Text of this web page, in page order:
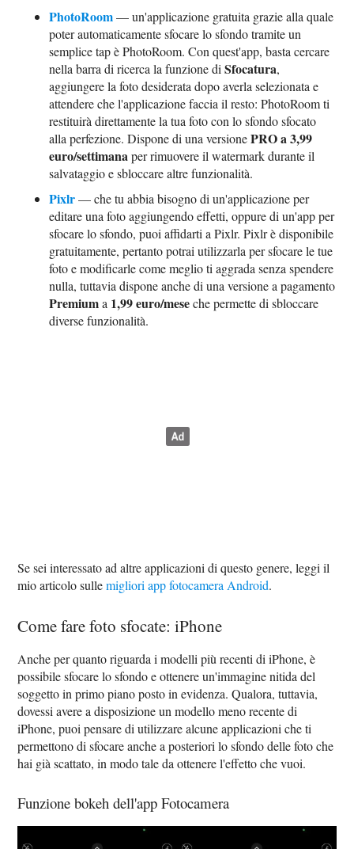
PhotoRoom— un'applicazione gratuita grazie alla quale
poter automaticamente sfocare lo sfondo tramite un
semplice tap è PhotoRoom. Con quest'app, basta cercare
nella barra di ricerca la funzione diSfocatura,
aggiungere la foto desiderata dopo averla selezionata e
attendere che l'applicazione faccia il resto: PhotoRoom ti
restituirà direttamente la tua foto con lo sfondo sfocato
alla perfezione. Dispone di una versionePRO a 3,99
euro/settimana per rimuovere il watermark durante il
salvataggio e sbloccare altre funzionalità.
Pixlr— che tu abbia bisogno di un'applicazione per
editare una foto aggiungendo effetti, oppure di un'app per
sfocare lo sfondo, puoi affidarti a Pixlr. Pixlr è disponibile
gratuitamente, pertanto potrai utilizzarla per sfocare le tue
foto e modificarle come meglio ti aggrada senza spendere
nulla, tuttavia dispone anche di una versione a pagamento
Premiuma 1,99 euro/meseche permette di sbloccare
diverse funzionalità.
Se sei interessato ad altre applicazioni di questo genere, leggi il
mio articolo sullemigliori app fotocamera Android.
Come fare foto sfocate: iPhone
Anche per quanto riguarda i modelli più recenti di iPhone, è
possibile sfocare lo sfondo e ottenere un'immagine nitida del
soggetto in primo piano posto in evidenza. Qualora, tuttavia,
dovessi avere a disposizione un modello meno recente di
iPhone, puoi pensare di utilizzare alcune applicazioni che ti
permettono di sfocare anche a posteriori lo sfondo delle foto che
hai già scattato, in modo tale da ottenere l'effetto che vuoi.
Funzione bokeh dell'app Fotocamera